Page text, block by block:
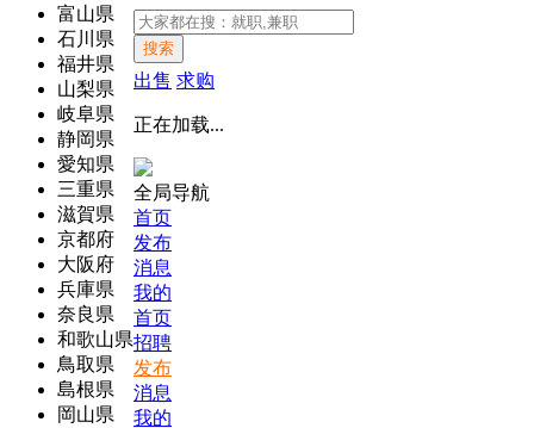
富山県
石川県
福井県
山梨県
岐阜県
静岡県
愛知県
三重県
滋賀県
京都府
大阪府
兵庫県
奈良県
和歌山県
鳥取県
島根県
岡山県
搜索
出售 求购
正在加载...
全局导航
首页
发布
消息
我的
首页
招聘
发布
消息
我的